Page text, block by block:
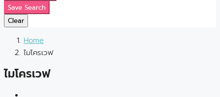
Save Search
Clear
Home
ไมโครเวฟ
ไมโครเวฟ